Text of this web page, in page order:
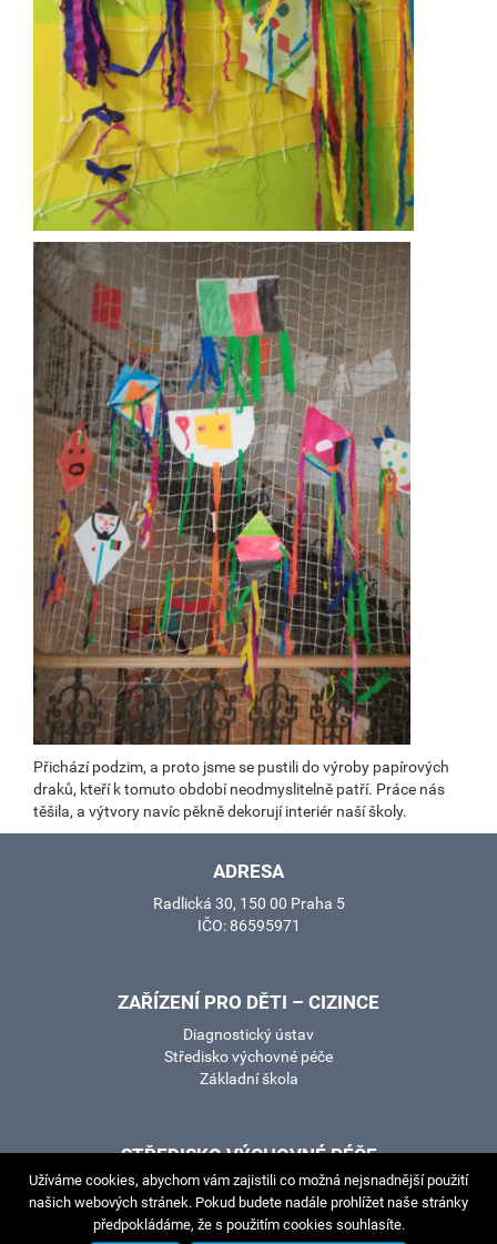
Přichází podzim, a proto jsme se pustili do výroby papírových
draků, kteří k tomuto období neodmyslitelně patří. Práce nás
těšila, a výtvory navíc pěkně dekorují interiér naší školy.
ADRESA
Radlická 30, 150 00 Praha 5
IČO: 86595971
ZAŘÍZENÍ PRO DĚTI – CIZINCE
Diagnostický ústav
Středisko výchovné péče
Základní škola
STŘEDISKO VÝCHOVNÉ PÉČE
Kupeckého 576/17, 149 00 Praha 4
Užíváme cookies, abychom vám zajistili co možná nejsnadnější použití
našich webových stránek. Pokud budete nadále prohlížet naše stránky
předpokládáme, že s použitím cookies souhlasíte.